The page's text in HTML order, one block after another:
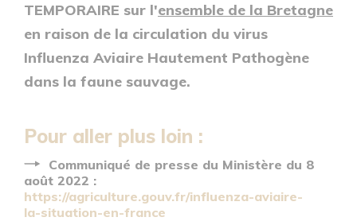
TEMPORAIRE sur l'ensemble de la Bretagne
en raison de la circulation du virus
Influenza Aviaire Hautement Pathogène
dans la faune sauvage.
Pour aller plus loin :
Communiqué de presse du Ministère du 8
août 2022 :
https://agriculture.gouv.fr/influenza-aviaire-
la-situation-en-france